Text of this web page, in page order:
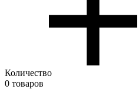
Количество
0 товаров